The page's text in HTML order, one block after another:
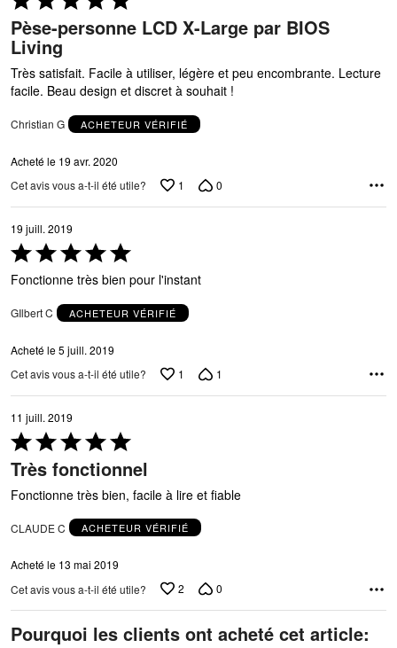
5 sur
5
Pèse-personne LCD X-Large par BIOS
Living
Très satisfait. Facile à utiliser, légère et peu encombrante. Lecture
facile. Beau design et discret à souhait !
Christian G ACHETEUR VÉRIFIÉ
Acheté le 19 avr. 2020
Cet avis vous a-t-il été utile?
1 0
19 juill. 2019
Coté
5 sur
5
Fonctionne très bien pour l'instant
GIlbert C ACHETEUR VÉRIFIÉ
Acheté le 5 juill. 2019
Cet avis vous a-t-il été utile?
1 1
11 juill. 2019
Coté
5 sur
5
Très fonctionnel
Fonctionne très bien, facile à lire et fiable
CLAUDE C ACHETEUR VÉRIFIÉ
Acheté le 13 mai 2019
Cet avis vous a-t-il été utile?
2 0
Pourquoi les clients ont acheté cet article: